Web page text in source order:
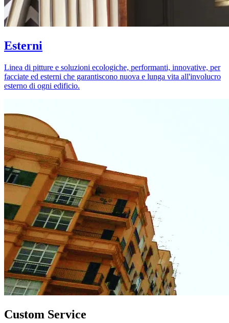
Esterni
Linea di pitture e soluzioni ecologiche, performanti, innovative, per
facciate ed esterni che garantiscono nuova e lunga vita all'involucro
esterno di ogni edificio.
Custom Service